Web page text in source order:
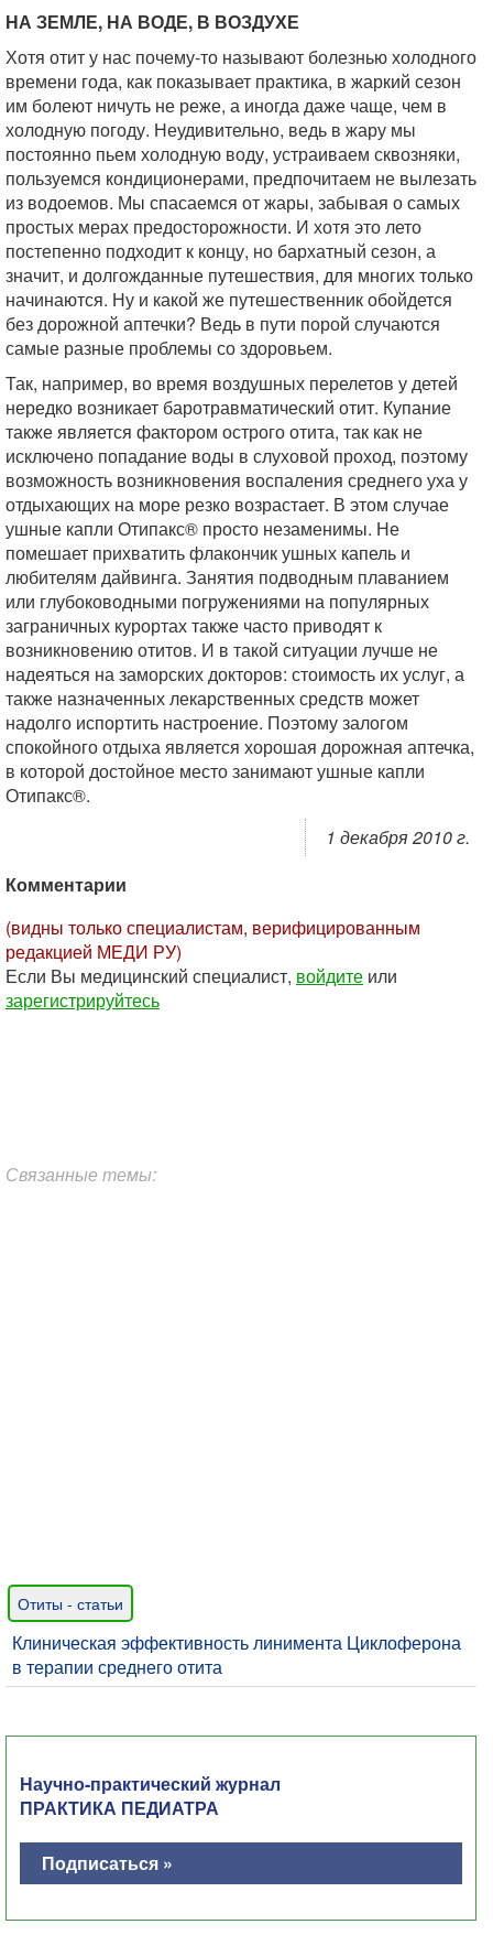
НА ЗЕМЛЕ, НА ВОДЕ, В ВОЗДУХЕ
Хотя отит у нас почему-то называют болезнью холодного
времени года, как показывает практика, в жаркий сезон
им болеют ничуть не реже, а иногда даже чаще, чем в
холодную погоду. Неудивительно, ведь в жару мы
постоянно пьем холодную воду, устраиваем сквозняки,
пользуемся кондиционерами, предпочитаем не вылезать
из водоемов. Мы спасаемся от жары, забывая о самых
простых мерах предосторожности. И хотя это лето
постепенно подходит к концу, но бархатный сезон, а
значит, и долгожданные путешествия, для многих только
начинаются. Ну и какой же путешественник обойдется
без дорожной аптечки? Ведь в пути порой случаются
самые разные проблемы со здоровьем.
Так, например, во время воздушных перелетов у детей
нередко возникает баротравматический отит. Купание
также является фактором острого отита, так как не
исключено попадание воды в слуховой проход, поэтому
возможность возникновения воспаления среднего уха у
отдыхающих на море резко возрастает. В этом случае
ушные капли Отипакс® просто незаменимы. Не
помешает прихватить флакончик ушных капель и
любителям дайвинга. Занятия подводным плаванием
или глубоководными погружениями на популярных
заграничных курортах также часто приводят к
возникновению отитов. И в такой ситуации лучше не
надеяться на заморских докторов: стоимость их услуг, а
также назначенных лекарственных средств может
надолго испортить настроение. Поэтому залогом
спокойного отдыха является хорошая дорожная аптечка,
в которой достойное место занимают ушные капли
Отипакс®.
1 декабря 2010 г.
Комментарии
(видны только специалистам, верифицированным
редакцией МЕДИ РУ)
Если Вы медицинский специалист, войдите или
зарегистрируйтесь
Связанные темы:
Отиты - статьи
Клиническая эффективность линимента Циклоферона
в терапии среднего отита
Научно-практический журнал
ПРАКТИКА ПЕДИАТРА
Подписаться »